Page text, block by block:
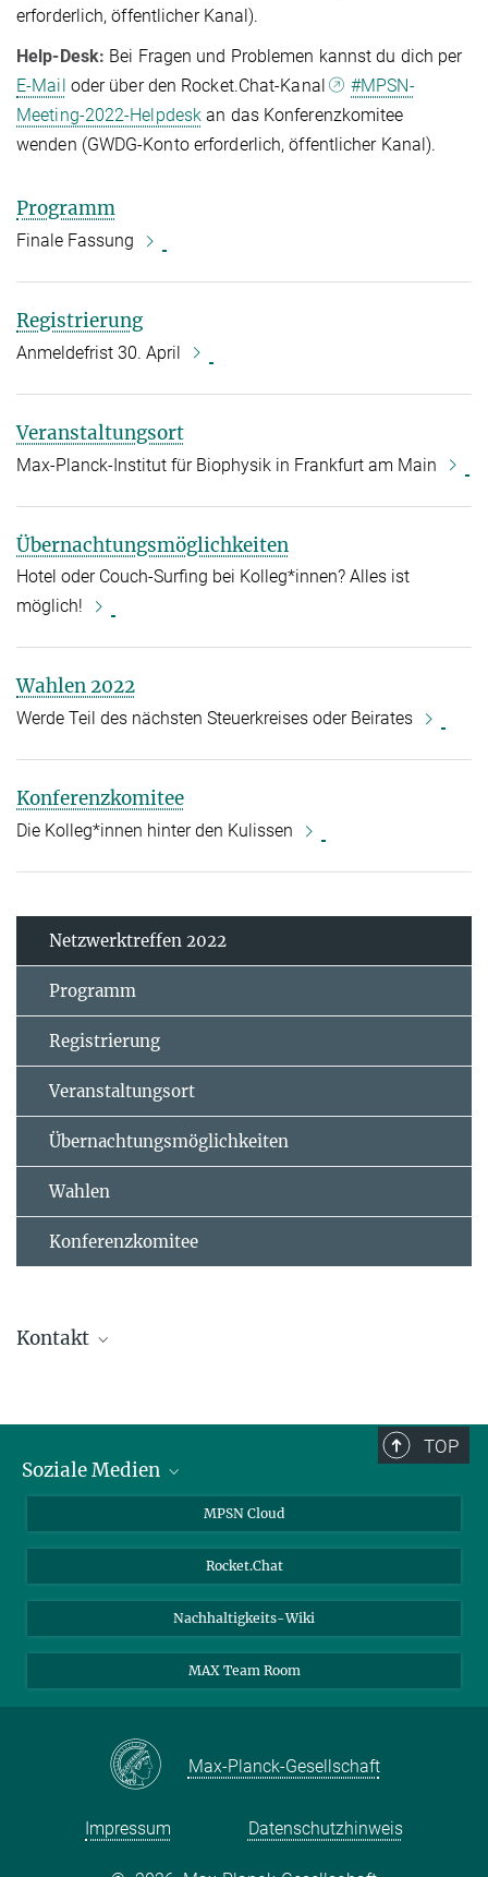
erforderlich, öffentlicher Kanal).
Help-Desk: Bei Fragen und Problemen kannst du dich per
E-Mail oder über den Rocket.Chat-Kanal
#MPSN-
Meeting-2022-Helpdesk an das Konferenzkomitee
wenden (GWDG-Konto erforderlich, öffentlicher Kanal).
Programm
Finale Fassung
Registrierung
Anmeldefrist 30. April
Veranstaltungsort
Max-Planck-Institut für Biophysik in Frankfurt am Main
Übernachtungsmöglichkeiten
Hotel oder Couch-Surfing bei Kolleg*innen? Alles ist
möglich!
Wahlen 2022
Werde Teil des nächsten Steuerkreises oder Beirates
Konferenzkomitee
Die Kolleg*innen hinter den Kulissen
Netzwerktreffen 2022
Programm
Registrierung
Veranstaltungsort
Übernachtungsmöglichkeiten
Wahlen
Konferenzkomitee
Kontakt
TOP
Soziale Medien
Youtube
LinkedIn
MPSN Cloud
Rocket.Chat
Nachhaltigkeits-Wiki
MAX Team Room
Max-Planck-Gesellschaft
Impressum Datenschutzhinweis